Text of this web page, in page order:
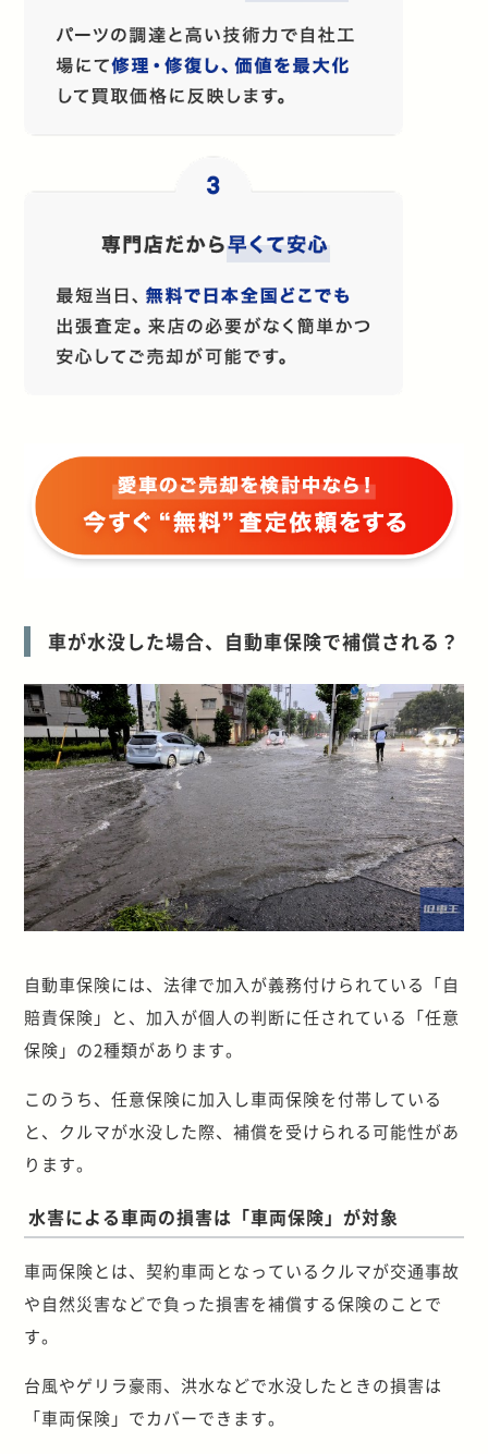
車が水没した場合、自動車保険で補償される？
自動車保険には、法律で加入が義務付けられている「自
賠責保険」と、加入が個人の判断に任されている「任意
保険」の2種類があります。
このうち、任意保険に加入し車両保険を付帯している
と、クルマが水没した際、補償を受けられる可能性があ
ります。
水害による車両の損害は「車両保険」が対象
車両保険とは、契約車両となっているクルマが交通事故
や自然災害などで負った損害を補償する保険のことで
す。
台風やゲリラ豪雨、洪水などで水没したときの損害は
「車両保険」でカバーできます。